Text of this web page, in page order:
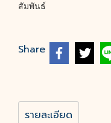
สัมพันธ์
Share
รายละเอียด